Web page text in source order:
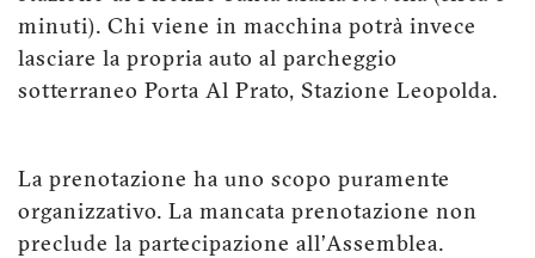
minuti). Chi viene in macchina potrà invece
lasciare la propria auto al parcheggio
sotterraneo Porta Al Prato, Stazione Leopolda.
La prenotazione ha uno scopo puramente
organizzativo. La mancata prenotazione non
preclude la partecipazione all’Assemblea.